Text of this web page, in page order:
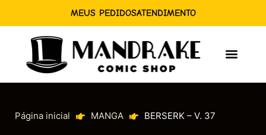
MEUS PEDIDOSATENDIMENTO
Página inicial MANGA BERSERK – V. 37